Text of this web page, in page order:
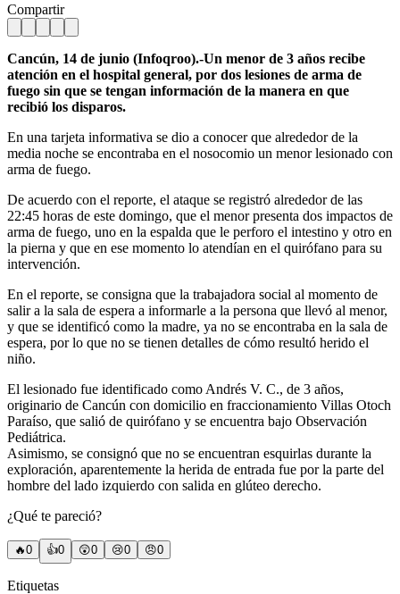
Compartir
Cancún, 14 de junio (Infoqroo).-Un menor de 3 años recibe
atención en el hospital general, por dos lesiones de arma de
fuego sin que se tengan información de la manera en que
recibió los disparos.
En una tarjeta informativa se dio a conocer que alrededor de la
media noche se encontraba en el nosocomio un menor lesionado con
arma de fuego.
De acuerdo con el reporte, el ataque se registró alrededor de las
22:45 horas de este domingo, que el menor presenta dos impactos de
arma de fuego, uno en la espalda que le perforo el intestino y otro en
la pierna y que en ese momento lo atendían en el quirófano para su
intervención.
En el reporte, se consigna que la trabajadora social al momento de
salir a la sala de espera a informarle a la persona que llevó al menor,
y que se identificó como la madre, ya no se encontraba en la sala de
espera, por lo que no se tienen detalles de cómo resultó herido el
niño.
El lesionado fue identificado como Andrés V. C., de 3 años,
originario de Cancún con domicilio en fraccionamiento Villas Otoch
Paraíso, que salió de quirófano y se encuentra bajo Observación
Pediátrica.
Asimismo, se consignó que no se encuentran esquirlas durante la
exploración, aparentemente la herida de entrada fue por la parte del
hombre del lado izquierdo con salida en glúteo derecho.
¿Qué te pareció?
🔥0 👍0 😲0 😢0 😠0
Etiquetas